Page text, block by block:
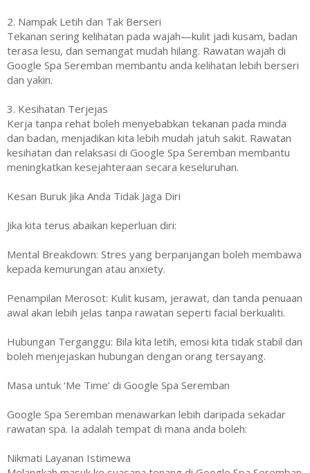
2. Nampak Letih dan Tak Berseri
Tekanan sering kelihatan pada wajah—kulit jadi kusam, badan
terasa lesu, dan semangat mudah hilang. Rawatan wajah di
Google Spa Seremban membantu anda kelihatan lebih berseri
dan yakin.
3. Kesihatan Terjejas
Kerja tanpa rehat boleh menyebabkan tekanan pada minda
dan badan, menjadikan kita lebih mudah jatuh sakit. Rawatan
kesihatan dan relaksasi di Google Spa Seremban membantu
meningkatkan kesejahteraan secara keseluruhan.
Kesan Buruk Jika Anda Tidak Jaga Diri
Jika kita terus abaikan keperluan diri:
Mental Breakdown: Stres yang berpanjangan boleh membawa
kepada kemurungan atau anxiety.
Penampilan Merosot: Kulit kusam, jerawat, dan tanda penuaan
awal akan lebih jelas tanpa rawatan seperti facial berkualiti.
Hubungan Terganggu: Bila kita letih, emosi kita tidak stabil dan
boleh menjejaskan hubungan dengan orang tersayang.
Masa untuk ‘Me Time’ di Google Spa Seremban
Google Spa Seremban menawarkan lebih daripada sekadar
rawatan spa. Ia adalah tempat di mana anda boleh:
Nikmati Layanan Istimewa